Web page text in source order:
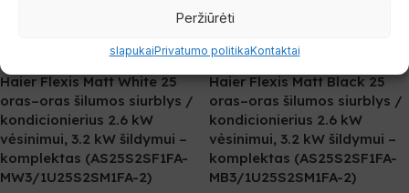
Peržiūrėti
slapukaiPrivatumo politikaKontaktai
Haier Flexis Matt White 25
oras–oras šilumos siurblys /
kondicionierius 2.6 kW
vėsinimui, 3.2 kW šildymui –
komplektas (AS25S2SF1FA-
MW3/1U25S2SM1FA-2)
Haier Flexis Matt Black 25
oras–oras šilumos siurblys /
kondicionierius 2.6 kW
vėsinimui, 3.2 kW šildymui –
komplektas (AS25S2SF1FA-
MB3/1U25S2SM1FA-2)